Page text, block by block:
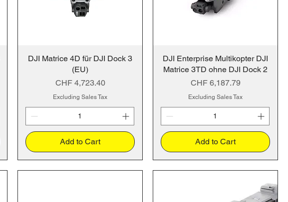
DJI Matrice 4D für DJI Dock 3
(EU)
Price
CHF 4,723.40
Excluding Sales Tax
Add to Cart
DJI Enterprise Multikopter DJI
Matrice 3TD ohne DJI Dock 2
Price
CHF 6,187.79
Excluding Sales Tax
Add to Cart